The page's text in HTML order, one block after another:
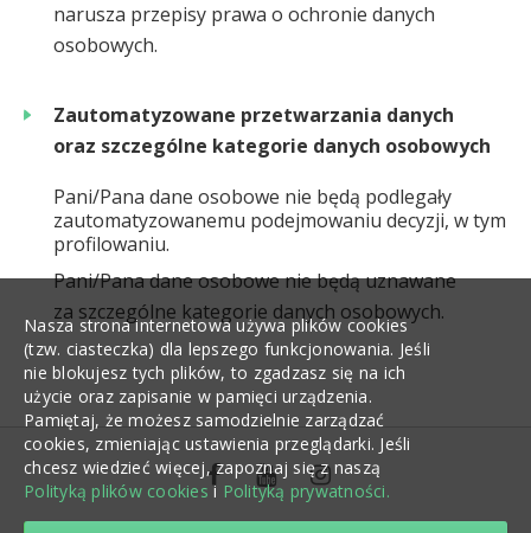
narusza przepisy prawa o ochronie danych
osobowych.
Zautomatyzowane przetwarzania danych
oraz szczególne kategorie danych osobowych
Pani/Pana dane osobowe nie będą podlegały
zautomatyzowanemu podejmowaniu decyzji, w tym
profilowaniu.
Pani/Pana dane osobowe nie będą uznawane
za szczególne kategorie danych osobowych.
© 2026 LifeArchitect.pl
Nasza strona internetowa używa plików cookies
(tzw. ciasteczka) dla lepszego funkcjonowania. Jeśli
nie blokujesz tych plików, to zgadzasz się na ich
użycie oraz zapisanie w pamięci urządzenia.
Pamiętaj, że możesz samodzielnie zarządzać
cookies, zmieniając ustawienia przeglądarki. Jeśli
chcesz wiedzieć więcej, zapoznaj się z naszą
Polityką plików cookies i Polityką prywatności.